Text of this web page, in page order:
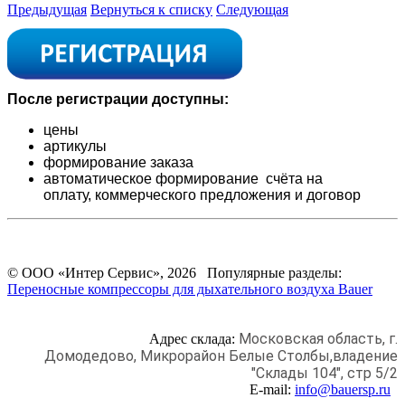
Предыдущая Вернуться к списку Следующая
После регистрации доступны:
цены
артикулы
формирование заказа
автоматическое формирование счёта на
оплату, коммерческого предложения и договор
© ООО «Интер Сервис», 2026 Популярные разделы:
Переносные компрессоры для дыхательного воздуха Bauer
Адрес склада: Московская область, г.
Домодедово, Микрорайон Белые Столбы,владение
"Склады 104", стр 5/2
E-mail: info@bauersp.ru